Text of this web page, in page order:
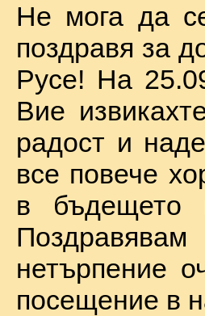
Не мога да
поздравя за
Русе! На
Вие
радост и
все повече
в бъдещето
нетърпение
посещение в